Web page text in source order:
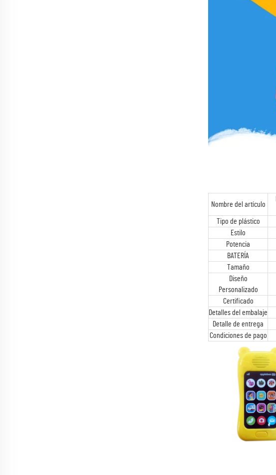
Nombre del artículo
Tipo de plástico
Estilo
Potencia
BATERÍA
Tamaño
Diseño
Personalizado
Certificado
Detalles del embalaje
Detalle de entrega
Condiciones de pago